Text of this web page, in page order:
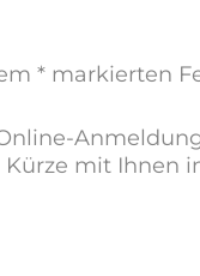
* markierten
mit Ihnen